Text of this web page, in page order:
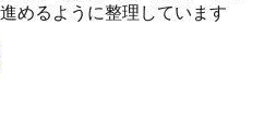
めるように整理しています